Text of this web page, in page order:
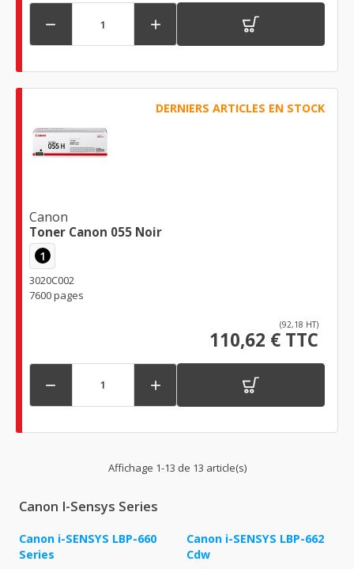
 
DERNIERS ARTICLES EN STOCK
Canon
Toner Canon 055 Noir
1
3020C002
7600 pages
(92,18 HT)
110,62 € TTC
 
Affichage 1-13 de 13 article(s)
Canon I-Sensys Series
Canon i-SENSYS LBP-660
Series
Canon i-SENSYS LBP-662
Cdw